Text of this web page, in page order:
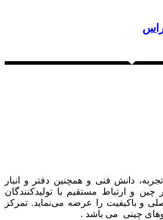
دانش فنی و همچنین دفتر و انبار
و ارتباط مستقیم با تولیدکنندگان
و باکیفیت را عرضه می‌نماید. تمرکز
چینی می باشد .